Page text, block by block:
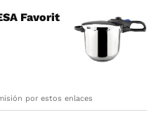
Favorit
por estos enlaces